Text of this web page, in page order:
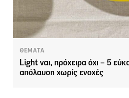
ΘΕΜΑΤΑ
Light ναι, πρόχειρα όχι – 5
απόλαυση χωρίς ενοχές